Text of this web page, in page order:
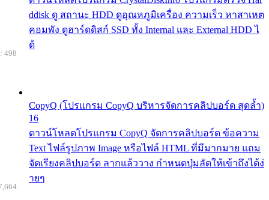
ddisk ดู สถานะ HDD ดูอุณหภูมิเครื่อง ความเร็ว หาสาเหต
คอมพัง ดูฮาร์ดดิสก์ SSD ทั้ง Internal และ External HDD ไ
ด้
CopyQ (โปรแกรม CopyQ บริหารจัดการคลิปบอร์ด สุดล้ำ)
16
ดาวน์โหลดโปรแกรม CopyQ จัดการคลิปบอร์ด ข้อความ
Text ไฟล์รูปภาพ Image หรือไฟล์ HTML ที่มีมากมาย แถม
จัดเรียงคลิปบอร์ด ลากแล้ววาง กำหนดปุ่มลัดให้เข้าถึงได้ง่
ายๆ
498